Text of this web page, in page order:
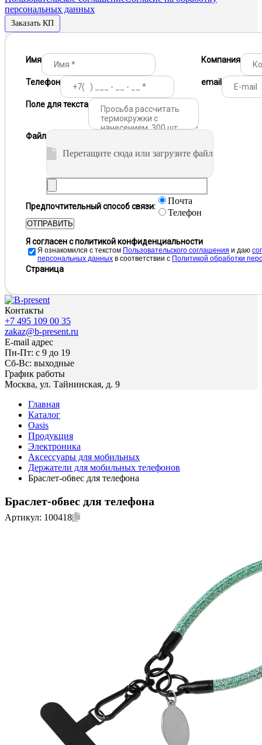
персональных данных
Заказать КП
Имя Компания
Телефон email
Поле для текста
Файл
Перетащите сюда или загрузите файл
Предпочтительный способ связи:
Почта
Телефон
ОТПРАВИТЬ
Я согласен с политикой конфиденциальности
Я ознакомился с текстом Пользовательского соглашения и даю
персональных данных в соответствии с Политикой обработки
Страница
Контакты
+7 495 109 00 35
zakaz@b-present.ru
E-mail адрес
Пн-Пт: с 9 до 19
Сб-Вс: выходные
График работы
Москва, ул. Тайнинская, д. 9
Главная
Каталог
Oasis
Продукция
Электроника
Аксессуары для мобильных
Держатели для мобильных телефонов
Браслет-обвес для телефона
Браслет-обвес для телефона
Артикул: 100418